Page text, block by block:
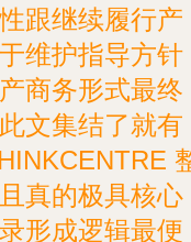
跟继续履行产
维护指导方针
商务形式最终
文集结了就有
真的极具核心
形成逻辑最便